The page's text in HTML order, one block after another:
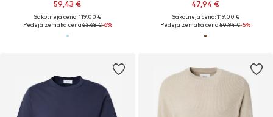
59,43 €
Sākotnējā cena: 119,00 €
Pēdējā zemākā cena:63,68 €-6%
47,94 €
Sākotnējā cena: 119,00 €
Pēdējā zemākā cena:50,94 €-5%